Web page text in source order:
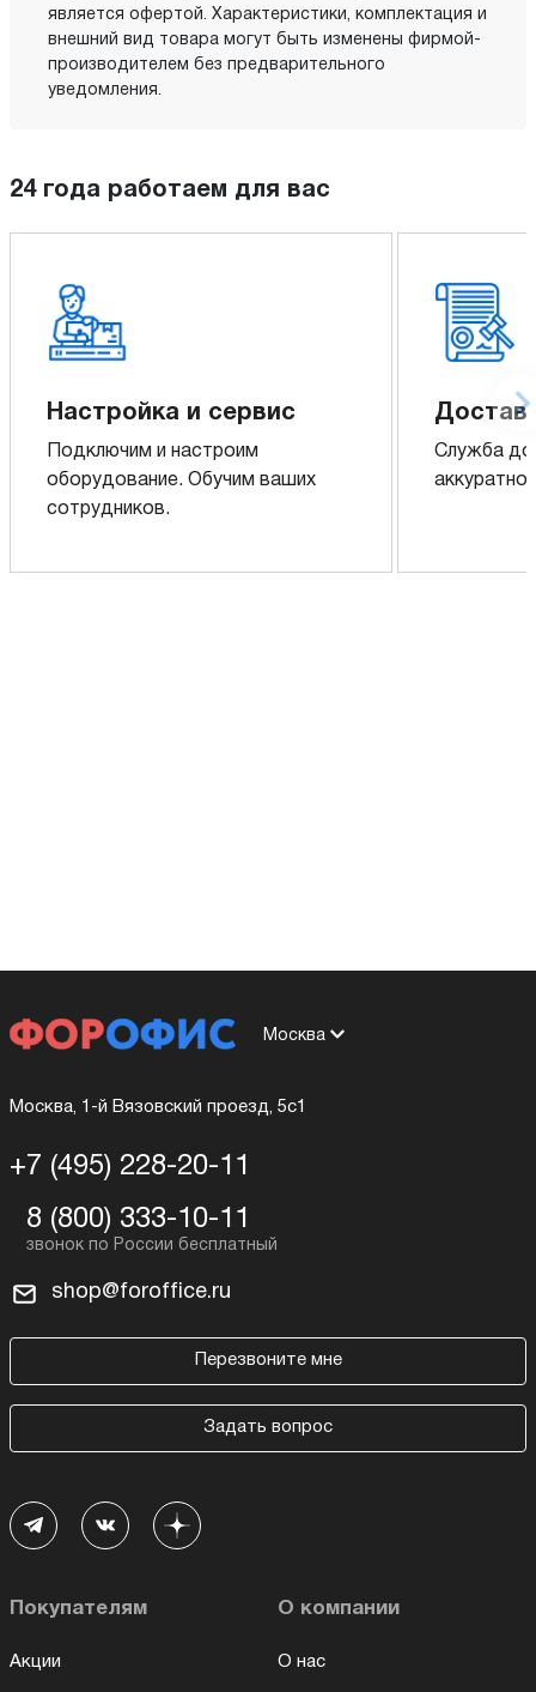
является офертой. Характеристики, комплектация и
внешний вид товара могут быть изменены фирмой-
производителем без предварительного
уведомления.
24 года работаем для вас
Настройка и сервис
Подключим и настроим
оборудование. Обучим ваших
сотрудников.
Служба
аккуратно
Москва
Москва, 1-й Вязовский проезд, 5с1
+7 (495) 228-20-11
8 (800) 333-10-11
shop@foroffice.ru
Перезвоните мне
Задать вопрос
Покупателям
Акции
О компании
О нас